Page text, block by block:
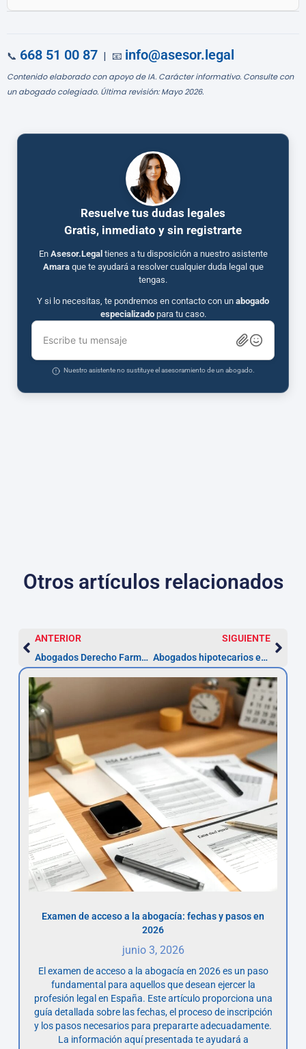
📞 668 51 00 87 | 📧 info@asesor.legal
Contenido elaborado con apoyo de IA. Carácter informativo. Consulte con
un abogado colegiado. Última revisión: Mayo 2026.
Resuelve tus dudas legales
Gratis, inmediato y sin registrarte
En Asesor.Legal tienes a tu disposición a nuestro asistente
Amaraque te ayudará a resolver cualquier duda legal que
tengas.
Y si lo necesitas, te pondremos en contacto con un abogado
especializadopara tu caso.
Escribe tu mensaje
Nuestro asistente no sustituye el asesoramiento de un abogado.
Otros artículos relacionados
ANTERIOR
Abogados Derecho Farmacéutico Fuenlabrada — Alegaciones 10 días
SIGUIENTE
Abogados hipotecarios en Fuenlabrada: plazo 5 años
Examen de acceso a la abogacía: fechas y pasos en
2026
junio 3, 2026
El examen de acceso a la abogacía en 2026 es un paso
fundamental para aquellos que desean ejercer la
profesión legal en España. Este artículo proporciona una
guía detallada sobre las fechas, el proceso de inscripción
y los pasos necesarios para prepararte adecuadamente.
La información aquí presentada te ayudará a